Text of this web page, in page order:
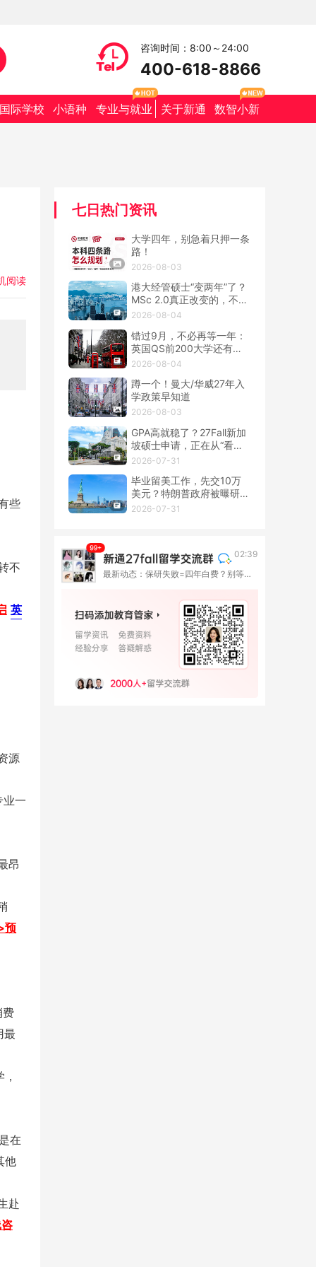
咨询时间：8:00～24:00
400-618-8866
国际学校 小语种 专业与就业 关于新通 数智小新
阅读
些
不
英
源
一
昂
预
费
最
在
他
赴
七日热门资讯
大学四年，别急着只押一条
路！
2026-08-03
港大经管硕士“变两年”了？
MSc 2.0真正改变的，不只
是学制
2026-08-04
错过9月，不必再等一年：
英国QS前200大学还有春
季硕士！
2026-08-04
蹲一个！曼大/华威27年入
学政策早知道
2026-08-03
GPA高就稳了？27Fall新加
坡硕士申请，正在从“看
分”转向“看整套证据”
2026-07-31
毕业留美工作，先交10万
美元？特朗普政府被曝研究
OPT新收费
2026-07-31
02:39
最新动态：保研失败=四年白费？别等到失败才找退路！